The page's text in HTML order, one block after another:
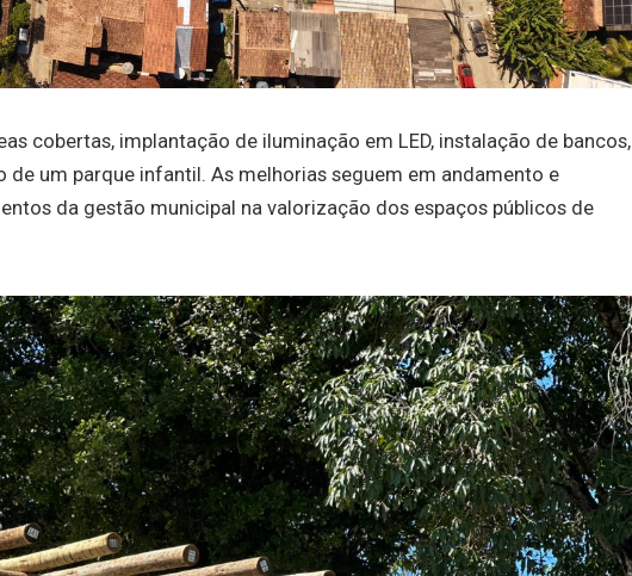
cobertas, implantação de iluminação em LED, instalação de bancos,
de um parque infantil. As melhorias seguem em andamento e
da gestão municipal na valorização dos espaços públicos de